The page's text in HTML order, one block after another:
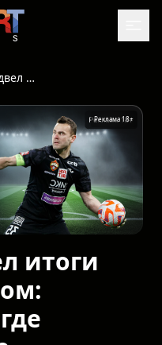
Дивеев подвел итоги матча с Египтом: разобрались, где косячим, а где — красавцы
Реклама 18+
итоги